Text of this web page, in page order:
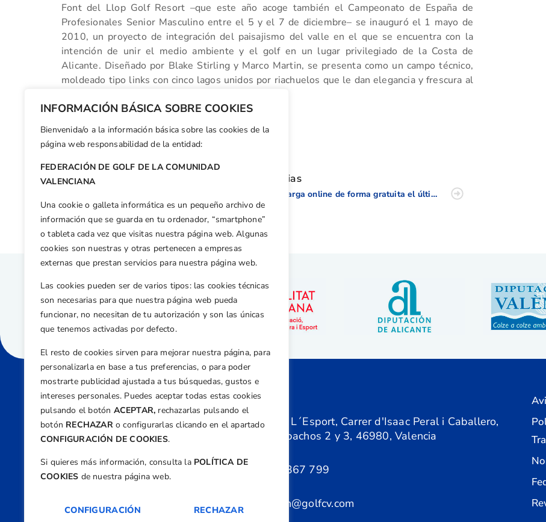
INFORMACIÓN BÁSICA SOBRE COOKIES
Bienvenida/o a la información básica sobre las cookies de la
página web responsabilidad de la entidad:
FEDERACIÓN DE GOLF DE LA COMUNIDAD
VALENCIANA
Una cookie o galleta informática es un pequeño archivo de
información que se guarda en tu ordenador, “smartphone”
o tableta cada vez que visitas nuestra página web. Algunas
cookies son nuestras y otras pertenecen a empresas
externas que prestan servicios para nuestra página web.
Las cookies pueden ser de varios tipos: las cookies técnicas
son necesarias para que nuestra página web pueda
funcionar, no necesitan de tu autorización y son las únicas
que tenemos activadas por defecto.
El resto de cookies sirven para mejorar nuestra página, para
personalizarla en base a tus preferencias, o para poder
mostrarte publicidad ajustada a tus búsquedas, gustos e
intereses personales. Puedes aceptar todas estas cookies
pulsando el botón ACEPTAR, rechazarlas pulsando el
botón RECHAZARo configurarlas clicando en el apartado
CONFIGURACIÓN DE COOKIES.
Si quieres más información, consulta la POLÍTICA DE
COOKIES de nuestra página web.
CONFIGURACIÓN RECHAZAR
Font del Llop Golf Resort –que este año acoge también el Campeonato de España de
Profesionales Senior Masculino entre el 5 y el 7 de diciembre– se inauguró el 1 mayo de
2010, un proyecto de integración del paisajismo del valle en el que se encuentra con la
intención de unir el medio ambiente y el golf en un lugar privilegiado de la Costa de
Alicante. Diseñado por Blake Stirling y Marco Martin, se presenta como un campo técnico,
moldeado tipo links con cinco lagos unidos por riachuelos que le dan elegancia y frescura al
Facebook
X WhatsApp
LinkedIn
Email
Otras noticias
Descarga online de forma gratuita el último número (noviembre) de la Revista de la FGCV
Dirección
Centre de L´Esport, Carrer d'Isaac Peral i Caballero,
Nº 5, Despachos 2 y 3, 46980, Valencia
+34 961 367 799
federacion@golfcv.com